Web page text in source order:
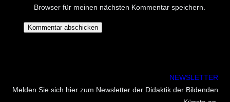
Browser für meinen nächsten Kommentar speichern.
NEWSLETTER
Melden Sie sich hier zum Newsletter der Didaktik der Bildenden